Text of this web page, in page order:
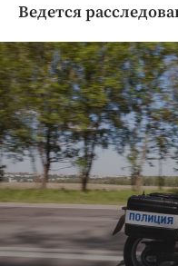
Культура
Образование
Общество
Погода
Праздники
Происшествия
Спорт
Экономика и
Ведется